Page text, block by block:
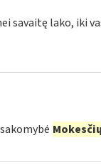
savaitę lako, iki
Mokesčių